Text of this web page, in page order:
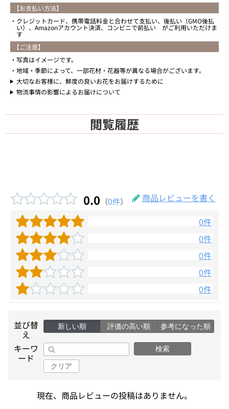
【お支払い方法】
クレジットカード、携帯電話料金と合わせて支払い、後払い（GMO後払
い）、Amazonアカウント決済、コンビニで前払い がご利用いただけま
す
【ご注意】
写真はイメージです。
地域・季節によって、一部花材・花器等が異なる場合がございます。
大切なお客様に、鮮度の良いお花をお届けするために
物流事情の影響によるお届けについて
閲覧履歴
0.0 （0件）
商品レビューを書く
0件
0件
0件
0件
0件
並び替
え
新しい順 評価の高い順 参考になった順
キーワ
ード
検索
クリア
現在、商品レビューの投稿はありません。